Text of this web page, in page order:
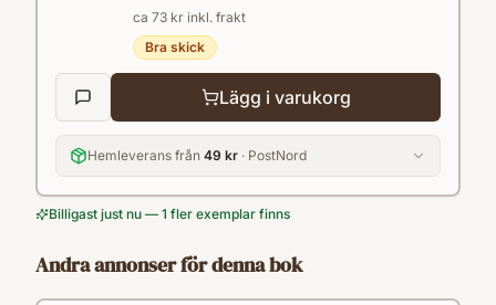
ca 73 kr inkl. frakt
Bra skick
Lägg i varukorg
Hemleverans från 49 kr · PostNord
Billigast just nu — 1 fler exemplar finns
Andra annonser för denna bok